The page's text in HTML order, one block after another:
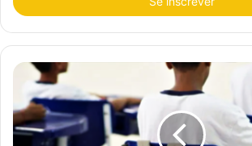
r
a
u
d
e
r